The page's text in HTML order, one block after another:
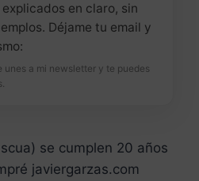
en claro, sin
Déjame tu email y
unes a mi newsletter y te puedes
se cumplen 20 años
javiergarzas.com